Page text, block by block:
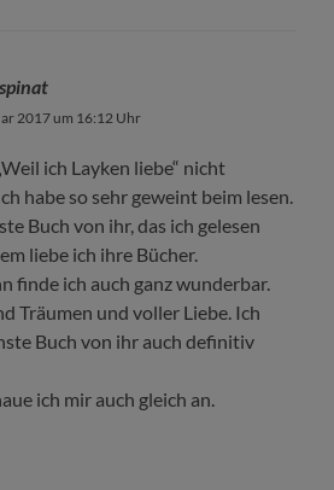
2017 um 16:12 Uhr
ich Layken liebe“ nicht
habe so sehr geweint beim lesen.
Buch von ihr, das ich gelesen
liebe ich ihre Bücher.
finde ich auch ganz wunderbar.
Träumen und voller Liebe. Ich
Buch von ihr auch definitiv
ich mir auch gleich an.